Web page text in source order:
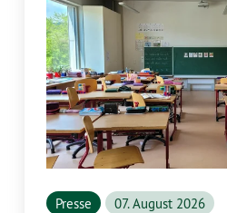
Presse 07. August 2026